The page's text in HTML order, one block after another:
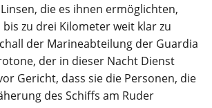
die es ihnen ermöglichten,
zu drei Kilometer weit klar zu
der Marineabteilung der Guardia
der in dieser Nacht Dienst
Gericht, dass sie die Personen, die
des Schiffs am Ruder